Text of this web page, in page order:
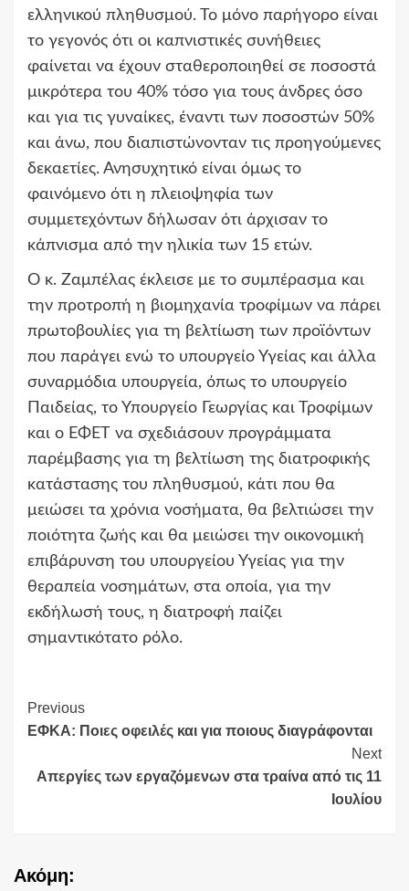
ελληνικού πληθυσμού. Το μόνο παρήγορο είναι
το γεγονός ότι οι καπνιστικές συνήθειες
φαίνεται να έχουν σταθεροποιηθεί σε ποσοστά
μικρότερα του 40% τόσο για τους άνδρες όσο
και για τις γυναίκες, έναντι των ποσοστών 50%
και άνω, που διαπιστώνονταν τις προηγούμενες
δεκαετίες. Ανησυχητικό είναι όμως το
φαινόμενο ότι η πλειοψηφία των
συμμετεχόντων δήλωσαν ότι άρχισαν το
κάπνισμα από την ηλικία των 15 ετών.
Ο κ. Ζαμπέλας έκλεισε με το συμπέρασμα και
την προτροπή η βιομηχανία τροφίμων να πάρει
πρωτοβουλίες για τη βελτίωση των προϊόντων
που παράγει ενώ το υπουργείο Υγείας και άλλα
συναρμόδια υπουργεία, όπως το υπουργείο
Παιδείας, το Υπουργείο Γεωργίας και Τροφίμων
και ο ΕΦΕΤ να σχεδιάσουν προγράμματα
παρέμβασης για τη βελτίωση της διατροφικής
κατάστασης του πληθυσμού, κάτι που θα
μειώσει τα χρόνια νοσήματα, θα βελτιώσει την
ποιότητα ζωής και θα μειώσει την οικονομική
επιβάρυνση του υπουργείου Υγείας για την
θεραπεία νοσημάτων, στα οποία, για την
εκδήλωσή τους, η διατροφή παίζει
σημαντικότατο ρόλο.
Continue
Reading
Previous
ΕΦΚΑ: Ποιες οφειλές και για ποιους διαγράφονται
Next
Απεργίες των εργαζόμενων στα τραίνα από τις 11
Ιουλίου
Ακόμη: